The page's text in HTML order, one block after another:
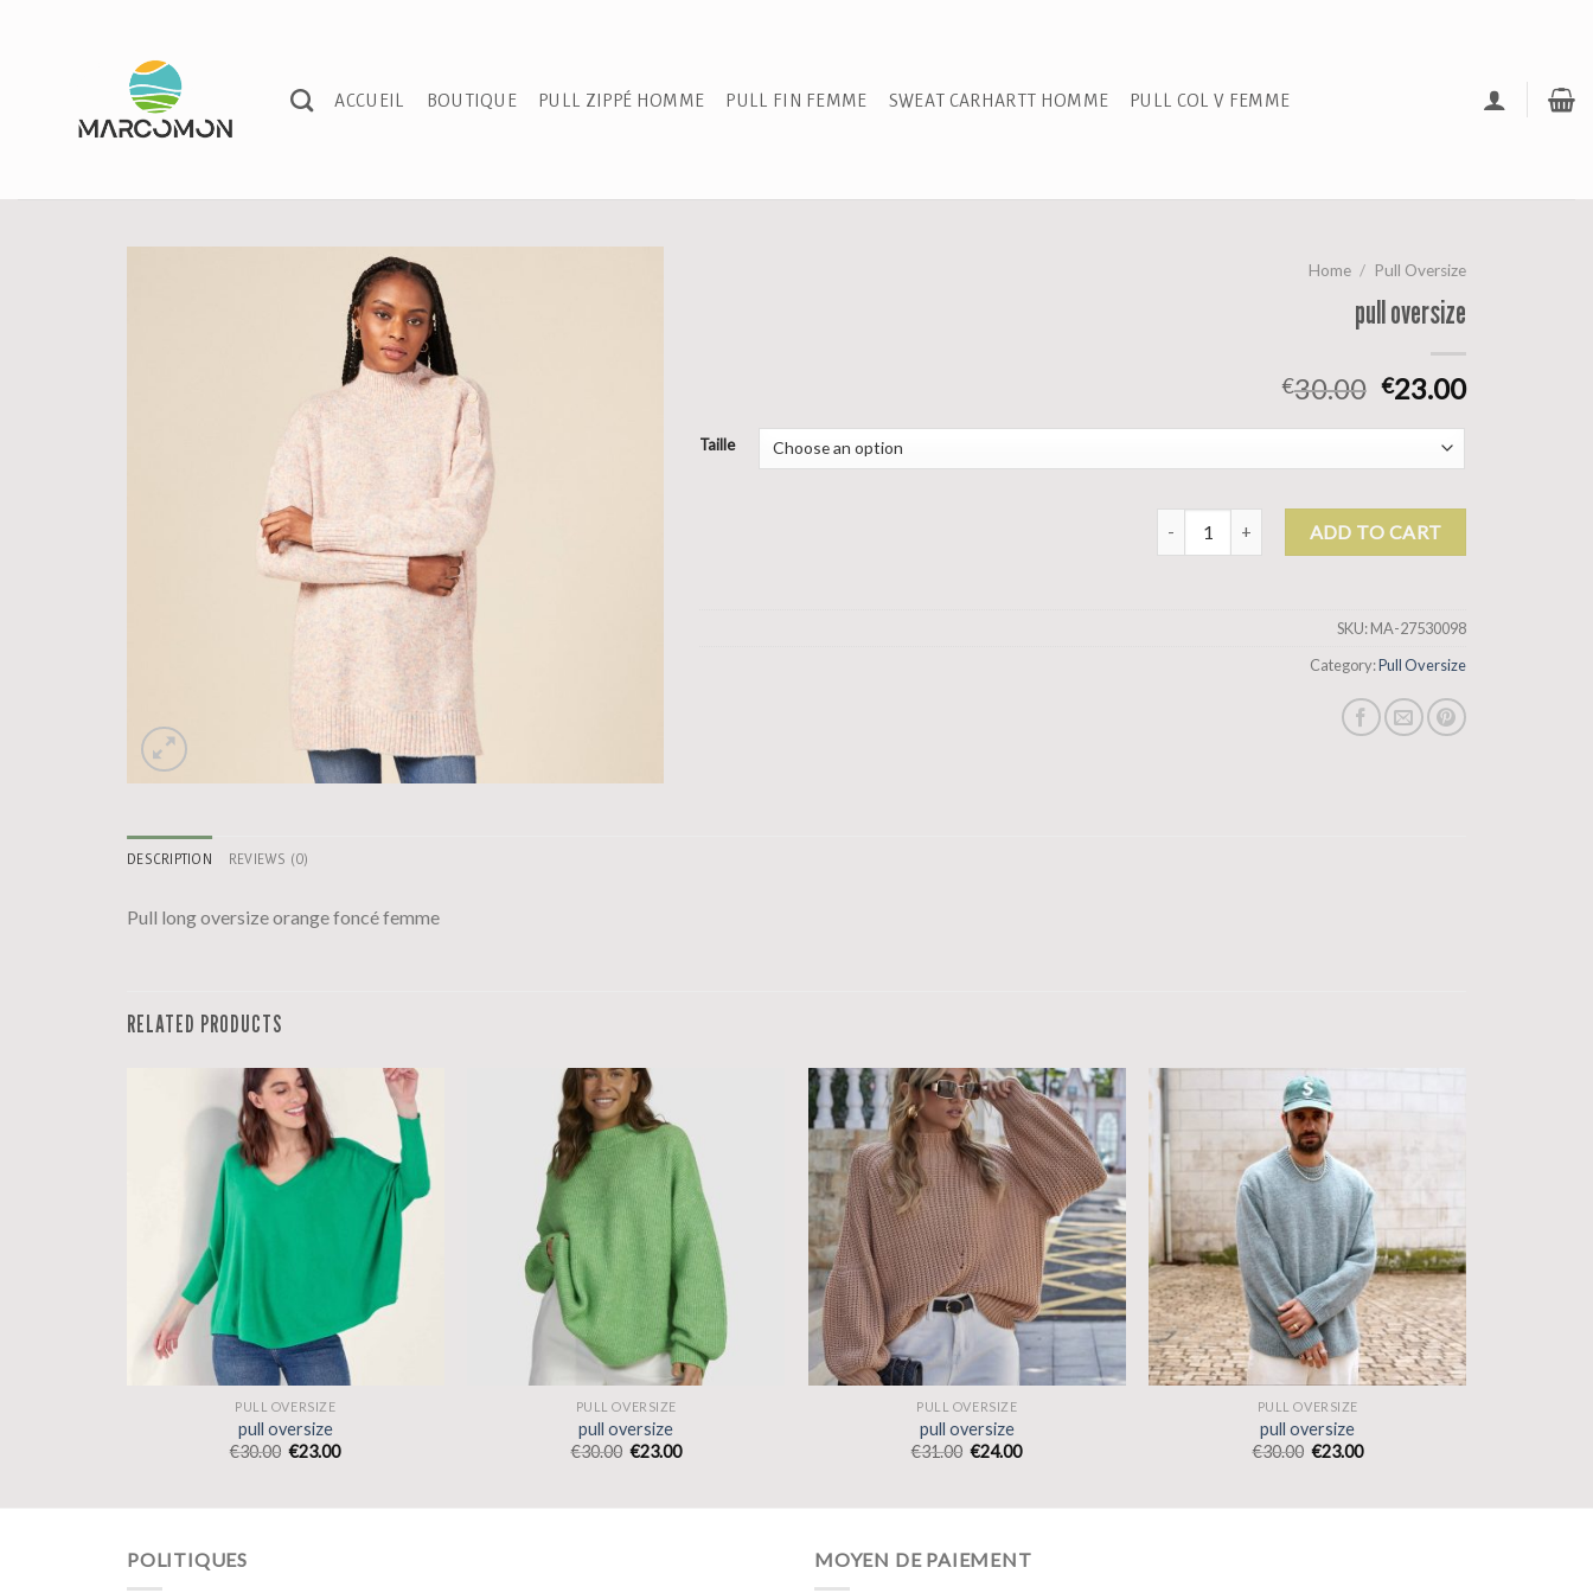
ACCUEIL
BOUTIQUE PULL ZIPPÉ HOMME PULL FIN FEMME SWEAT CARHARTT HOMME PULL COL V FEMME
Home / Pull Oversize
pull oversize
€30.00 €23.00
Taille
pull oversize quantityADD TO CART
SKU:MA-27530098
Category:Pull Oversize
DESCRIPTION REVIEWS (0)
Pull long oversize orange foncé femme
RELATED PRODUCTS
PULL OVERSIZE
pull oversize
€30.00 €23.00
PULL OVERSIZE
pull oversize
€30.00 €23.00
PULL OVERSIZE
pull oversize
€31.00 €24.00
PULL OVERSIZE
pull oversize
€30.00 €23.00
POLITIQUES MOYEN DE PAIEMENT